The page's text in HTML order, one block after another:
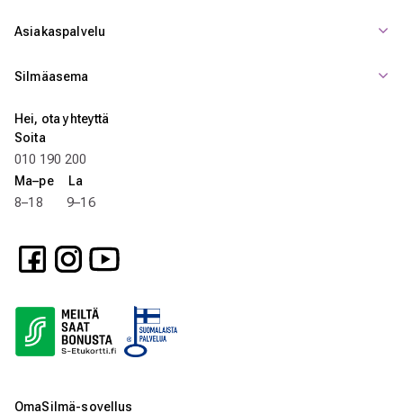
Asiakaspalvelu
Silmäasema
Hei, ota yhteyttä
Soita
010 190 200
Ma–pe La
8–18 9–16
OmaSilmä-sovellus